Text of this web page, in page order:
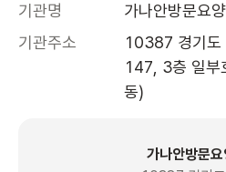
기관명
가나안방문요
기관주소
10387 경기도
147, 3층 일부
동)
가나안방문요